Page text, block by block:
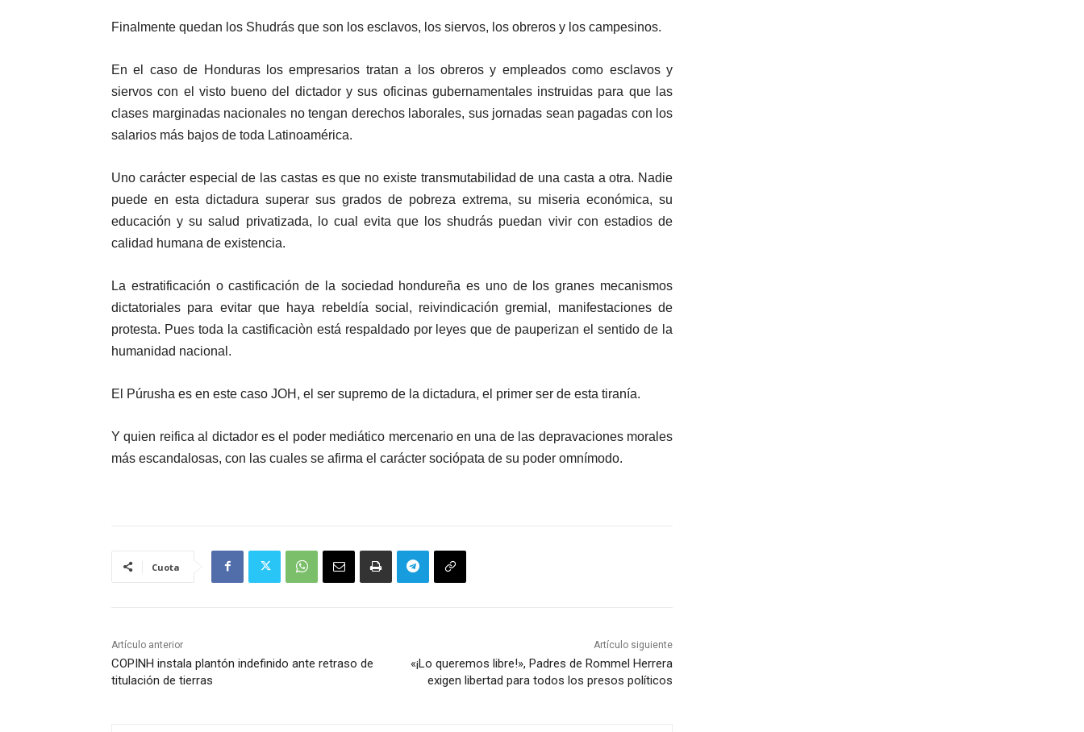
Finalmente quedan los Shudrás que son los esclavos, los siervos, los obreros y los campesinos.
En el caso de Honduras los empresarios tratan a los obreros y empleados como esclavos y
siervos con el visto bueno del dictador y sus oficinas gubernamentales instruidas para que las
clases marginadas nacionales no tengan derechos laborales, sus jornadas sean pagadas con los
salarios más bajos de toda Latinoamérica.
Uno carácter especial de las castas es que no existe transmutabilidad de una casta a otra. Nadie
puede en esta dictadura superar sus grados de pobreza extrema, su miseria económica, su
educación y su salud privatizada, lo cual evita que los shudrás puedan vivir con estadios de
calidad humana de existencia.
La estratificación o castificación de la sociedad hondureña es uno de los granes mecanismos
dictatoriales para evitar que haya rebeldía social, reivindicación gremial, manifestaciones de
protesta. Pues toda la castificaciòn está respaldado por leyes que de pauperizan el sentido de la
humanidad nacional.
El Púrusha es en este caso JOH, el ser supremo de la dictadura, el primer ser de esta tiranía.
Y quien reifica al dictador es el poder mediático mercenario en una de las depravaciones morales
más escandalosas, con las cuales se afirma el carácter sociópata de su poder omnímodo.
Cuota
Artículo anterior
COPINH instala plantón indefinido ante retraso de
titulación de tierras
Artículo siguiente
«¡Lo queremos libre!», Padres de Rommel Herrera
exigen libertad para todos los presos políticos